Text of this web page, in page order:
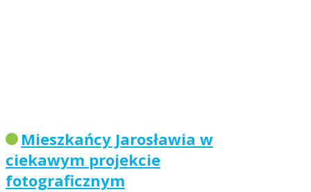
Mieszkańcy Jarosławia w
ciekawym projekcie
fotograficznym